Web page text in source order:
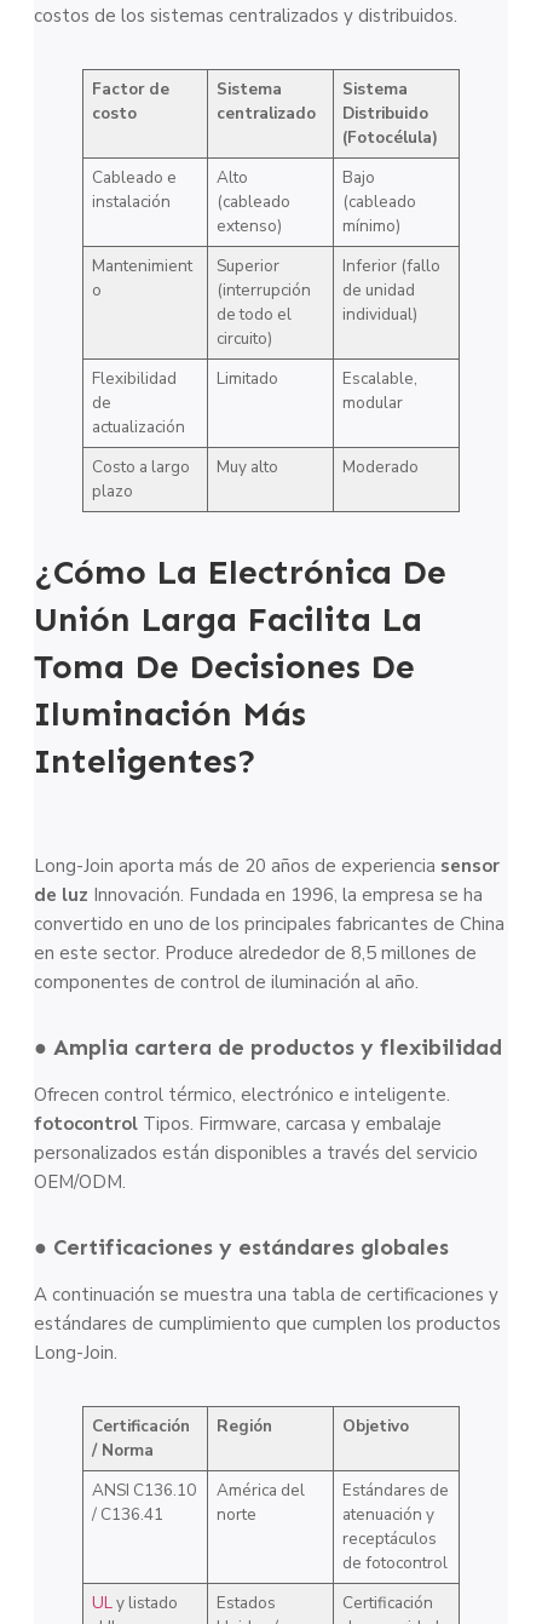
costos de los sistemas centralizados y distribuidos.
Factor de
costo
Sistema
centralizado
Sistema
Distribuido
(Fotocélula)
Cableado e
instalación
Alto
(cableado
extenso)
Bajo
(cableado
mínimo)
Mantenimient
o
Superior
(interrupción
de todo el
circuito)
Inferior (fallo
de unidad
individual)
Flexibilidad
de
actualización
Limitado
Escalable,
modular
Costo a largo
plazo
Muy alto Moderado
¿Cómo La Electrónica De
Unión Larga Facilita La
Toma De Decisiones De
Iluminación Más
Inteligentes?
Long-Join aporta más de 20 años de experiencia sensor
de luz Innovación. Fundada en 1996, la empresa se ha
convertido en uno de los principales fabricantes de China
en este sector. Produce alrededor de 8,5 millones de
componentes de control de iluminación al año.
● Amplia cartera de productos y flexibilidad
Ofrecen control térmico, electrónico e inteligente.
fotocontrol Tipos. Firmware, carcasa y embalaje
personalizados están disponibles a través del servicio
OEM/ODM.
● Certificaciones y estándares globales
A continuación se muestra una tabla de certificaciones y
estándares de cumplimiento que cumplen los productos
Long-Join.
Certificación
/ Norma
Región Objetivo
ANSI C136.10
/ C136.41
América del
norte
Estándares de
atenuación y
receptáculos
de fotocontrol
ULy listado
Estados
Certificación